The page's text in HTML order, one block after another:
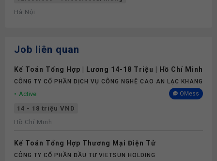
Hà Nội
Job liên quan
Kế Toán Tổng Hợp | Lương 14-18 Triệu | Hồ Chí Minh
CÔNG TY CỔ PHẦN DỊCH VỤ CÔNG NGHỆ CAO AN LẠC KHANG
Active OMess
14 - 18 triệu VND
Hồ Chí Minh
Kế Toán Tổng Hợp Thương Mại Điện Tử
CÔNG TY CỔ PHẦN ĐẦU TƯ VIETSUN HOLDING